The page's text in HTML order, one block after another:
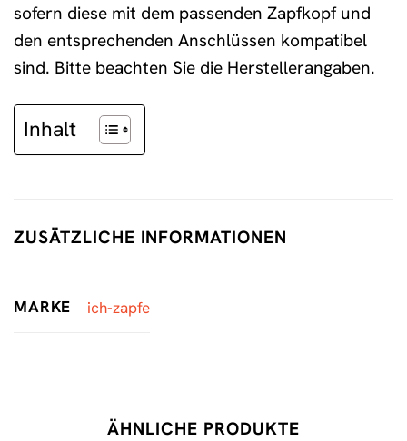
sofern diese mit dem passenden Zapfkopf und
den entsprechenden Anschlüssen kompatibel
sind. Bitte beachten Sie die Herstellerangaben.
Inhalt
ZUSÄTZLICHE INFORMATIONEN
MARKE ich-zapfe
ÄHNLICHE PRODUKTE